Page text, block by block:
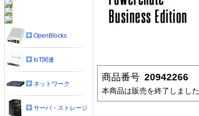
商品番号 20942266
本商品は販売を終了しました
OpenBlocks
IoT関連
ネットワーク
サーバ・ストレージ